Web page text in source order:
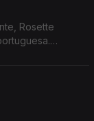
Rosette